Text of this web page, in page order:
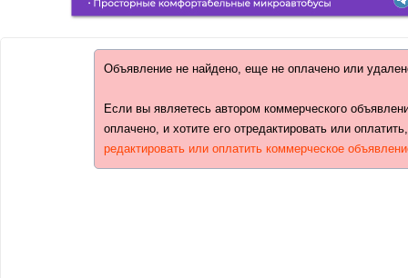
Объявление не найдено, еще не оплачено или
Если вы являетесь автором коммерческого
оплачено, и хотите его отредактировать или
редактировать или оплатить коммерческое